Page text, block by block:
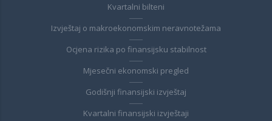
Kvartalni bilteni
Izvještaj o makroekonomskim neravnotežama
Ocjena rizika po finansijsku stabilnost
Mjesečni ekonomski pregled
Godišnji finansijski izvještaj
Kvartalni finansijski izvještaji